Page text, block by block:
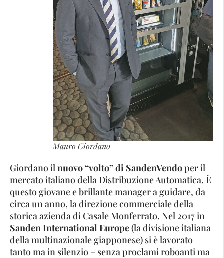
Mauro Giordano
Giordano ilnuovo “volto” di SandenVendoper il
mercato italiano della Distribuzione Automatica. È
questo giovane e brillante manager a guidare, da
circa un anno, la direzione commerciale della
storica azienda di Casale Monferrato. Nel 2017 in
Sanden International Europe(la divisione italiana
della multinazionale giapponese) si è lavorato
tanto ma in silenzio – senza proclami roboanti ma